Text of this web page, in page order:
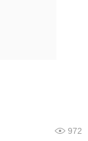
972